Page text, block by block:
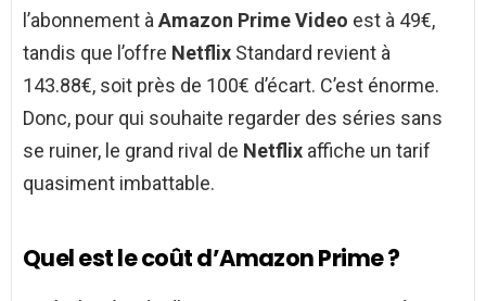
l’abonnement à Amazon Prime Video est à 49€,
tandis que l’offre Netflix Standard revient à
143.88€, soit près de 100€ d’écart. C’est énorme.
Donc, pour qui souhaite regarder des séries sans
se ruiner, le grand rival de Netflix affiche un tarif
quasiment imbattable.
Quel est le coût d’Amazon Prime ?